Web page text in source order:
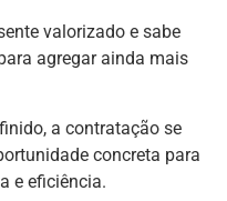
valorizado e sabe
agregar ainda mais
a contratação se
concreta para
e eficiência.